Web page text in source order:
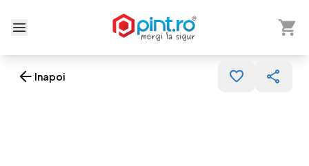
Deschide meniu
Arată
Inapoi